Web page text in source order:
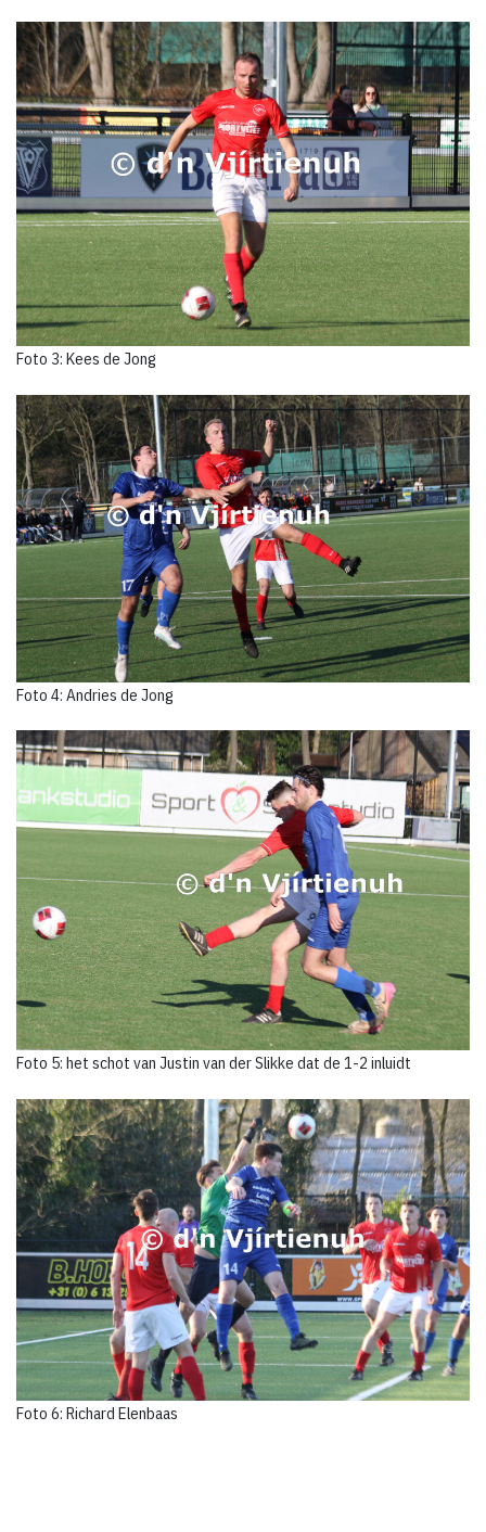
Foto 3: Kees de Jong
Foto 4: Andries de Jong
Foto 5: het schot van Justin van der Slikke dat de 1-2 inluidt
Foto 6: Richard Elenbaas